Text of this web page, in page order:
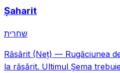
Șaharit
שחרית
Răsărit (Neț) — Rugăciunea
la răsărit. Ultimul Șema